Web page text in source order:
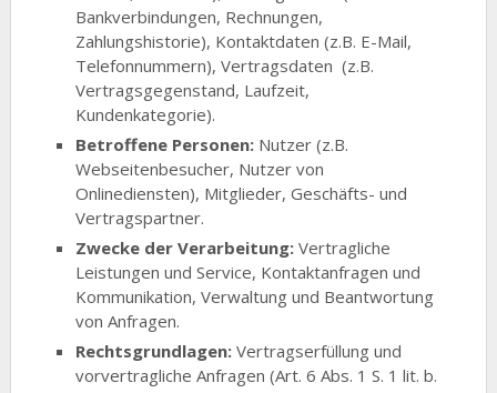
Bankverbindungen, Rechnungen,
Zahlungshistorie), Kontaktdaten (z.B. E-Mail,
Telefonnummern), Vertragsdaten (z.B.
Vertragsgegenstand, Laufzeit,
Kundenkategorie).
Betroffene Personen: Nutzer (z.B.
Webseitenbesucher, Nutzer von
Onlinediensten), Mitglieder, Geschäfts- und
Vertragspartner.
Zwecke der Verarbeitung: Vertragliche
Leistungen und Service, Kontaktanfragen und
Kommunikation, Verwaltung und Beantwortung
von Anfragen.
Rechtsgrundlagen: Vertragserfüllung und
vorvertragliche Anfragen (Art. 6 Abs. 1 S. 1 lit. b.